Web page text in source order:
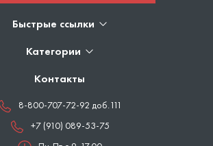
Быстрые ссылки
Категории
Контакты
8-800-707-72-92 доб.111
+7 (910) 089-53-75